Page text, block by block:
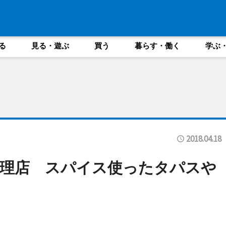
見る・遊ぶ 買う 暮らす・働く 学ぶ
2018.04.18
店 スパイス使ったタパスや